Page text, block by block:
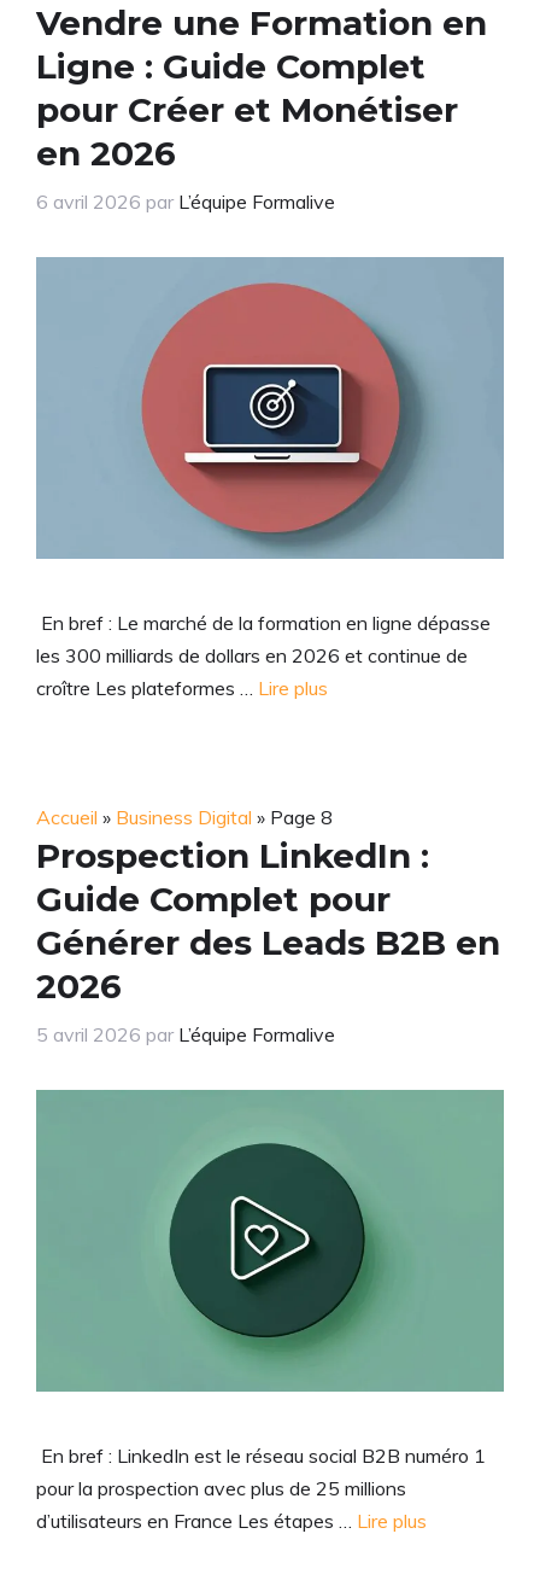
Vendre une Formation en
Ligne : Guide Complet
pour Créer et Monétiser
en 2026
6 avril 2026 par L’équipe Formalive
En bref : Le marché de la formation en ligne dépasse
les 300 milliards de dollars en 2026 et continue de
croître Les plateformes … Lire plus
Accueil » Business Digital » Page 8
Prospection LinkedIn :
Guide Complet pour
Générer des Leads B2B en
2026
5 avril 2026 par L’équipe Formalive
En bref : LinkedIn est le réseau social B2B numéro 1
pour la prospection avec plus de 25 millions
d’utilisateurs en France Les étapes … Lire plus